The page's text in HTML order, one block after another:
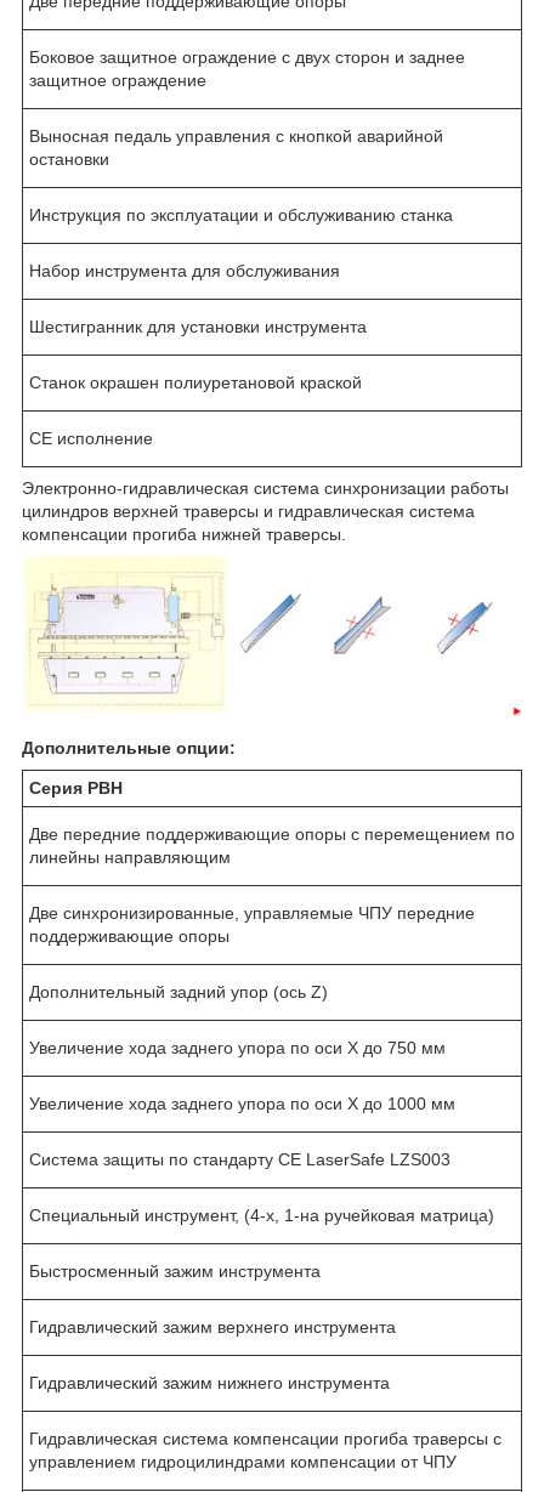
Боковое защитное ограждение с двух сторон и заднее
защитное ограждение
Выносная педаль управления с кнопкой аварийной
остановки
Инструкция по эксплуатации и обслуживанию станка
Набор инструмента для обслуживания
Шестигранник для установки инструмента
Станок окрашен полиуретановой краской
CE исполнение
Электронно-гидравлическая система синхронизации работы
цилиндров верхней траверсы и гидравлическая система
компенсации прогиба нижней траверсы.
Дополнительные опции:
Серия PBH
Две передние поддерживающие опоры с перемещением по
линейны направляющим
Две синхронизированные, управляемые ЧПУ передние
поддерживающие опоры
Дополнительный задний упор (ось Z)
Увеличение хода заднего упора по оси Х до 750 мм
Увеличение хода заднего упора по оси Х до 1000 мм
Система защиты по стандарту СЕ LaserSafe LZS003
Специальный инструмент, (4-х, 1-на ручейковая матрица)
Быстросменный зажим инструмента
Гидравлический зажим верхнего инструмента
Гидравлический зажим нижнего инструмента
Гидравлическая система компенсации прогиба траверсы с
управлением гидроцилиндрами компенсации от ЧПУ